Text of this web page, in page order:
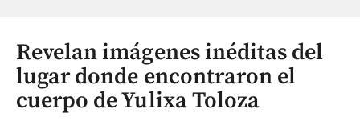
Revelan imágenes inéditas del
lugar donde encontraron el
cuerpo de Yulixa Toloza